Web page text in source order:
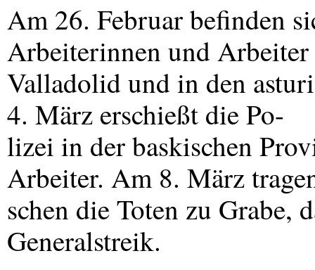
Am 26. Februar befinden
Arbeiterinnen und
Valladolid und in den
4. März erschießt die Po-
lizei in der baskischen
Arbeiter. Am 8. März
schen die Toten zu Grabe,
Generalstreik.